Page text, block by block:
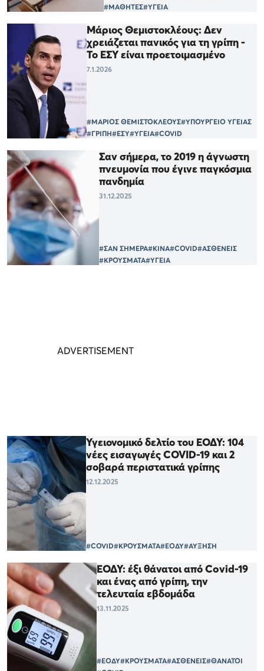
#ΜΑΘΗΤΕΣ#ΥΓΕΙΑ
Μάριος Θεμιστοκλέους: Δεν
χρειάζεται πανικός για τη γρίπη -
Το ΕΣΥ είναι προετοιμασμένο
7.1.2026
#ΜΑΡΙΟΣ ΘΕΜΙΣΤΟΚΛΕΟΥΣ#ΥΠΟΥΡΓΕΙΟ ΥΓΕΙΑΣ
#ΓΡΙΠΗ#ΕΣΥ#ΥΓΕΙΑ#COVID
Σαν σήμερα, το 2019 η άγνωστη
πνευμονία που έγινε παγκόσμια
πανδημία
31.12.2025
#ΣΑΝ ΣΗΜΕΡΑ#ΚΙΝΑ#COVID#ΑΣΘΕΝΕΙΣ
#ΚΡΟΥΣΜΑΤΑ#ΥΓΕΙΑ
Υγειονομικό δελτίο του ΕΟΔΥ: 104
νέες εισαγωγές COVID-19 και 2
σοβαρά περιστατικά γρίπης
12.12.2025
#COVID#ΚΡΟΥΣΜΑΤΑ#ΕΟΔΥ#ΑΥΞΗΣΗ
ΕΟΔΥ: έξι θάνατοι από Covid-19
και ένας από γρίπη, την
τελευταία εβδομάδα
13.11.2025
#ΕΟΔΥ#ΚΡΟΥΣΜΑΤΑ#ΑΣΘΕΝΕΙΣ#ΘΑΝΑΤΟΙ